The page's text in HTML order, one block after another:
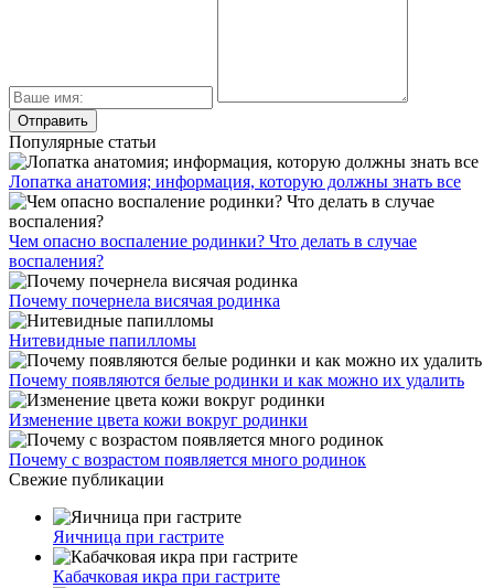
Популярные статьи
Лопатка анатомия; информация, которую должны знать все
Чем опасно воспаление родинки? Что делать в случае
воспаления?
Почему почернела висячая родинка
Нитевидные папилломы
Почему появляются белые родинки и как можно их удалить
Изменение цвета кожи вокруг родинки
Почему с возрастом появляется много родинок
Свежие публикации
Яичница при гастрите
Кабачковая икра при гастрите